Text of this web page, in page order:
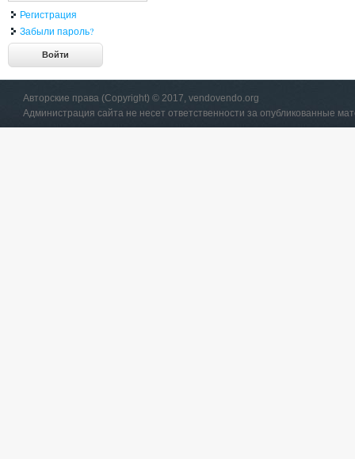
Регистрация
Забыли пароль?
Авторские права (Copyright) © 2017, vendovendo.org
Администрация сайта не несет ответственности за опубликованные